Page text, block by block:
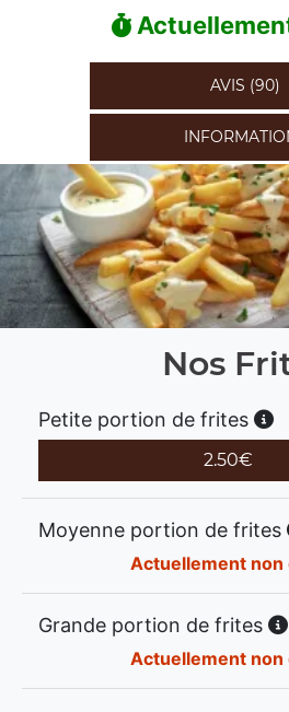
AVIS (90)
Nos
Petite portion de frites
2.50€
Moyenne portion de frites
Actuellement non
Grande portion de frites
Actuellement non